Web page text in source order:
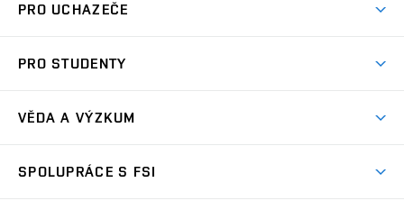
PRO UCHAZEČE
Ambasadoři studia
Zápisy
PRO STUDENTY
Studijní předpisy
VĚDA A VÝZKUM
SPOLUPRÁCE S FSI